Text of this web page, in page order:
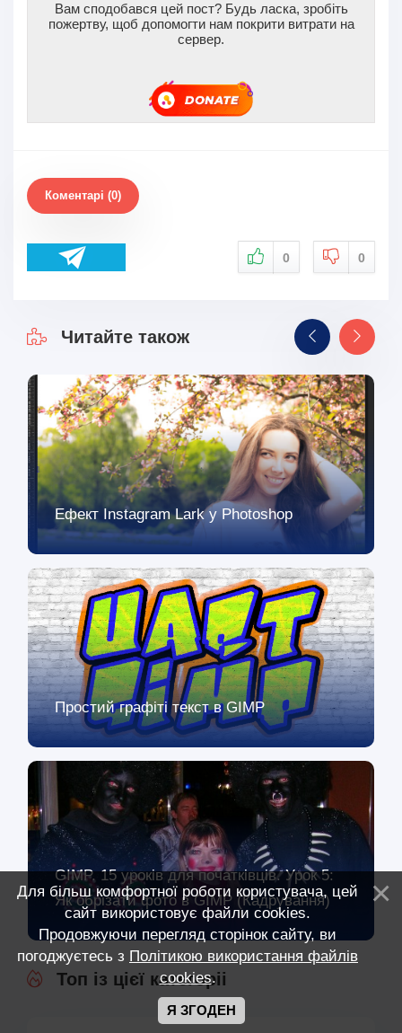
Вам сподобався цей пост? Будь ласка, зробіть
пожертву, щоб допомогти нам покрити витрати на
сервер.
Коментарі (0)
0 0
Читайте також
Ефект Instagram Lark у Photoshop
Простий графіті текст в GIMP
GIMP. 15 уроків для початківців. Урок 5:
Як обрізати фото в GIMP (Кадрування)
Топ із цієї категоріі
Для більш комфортної роботи користувача, цей
сайт використовує файли cookies.
Продовжуючи перегляд сторінок сайту, ви
погоджуєтесь з Політикою використання файлів
cookies.
Я ЗГОДЕН